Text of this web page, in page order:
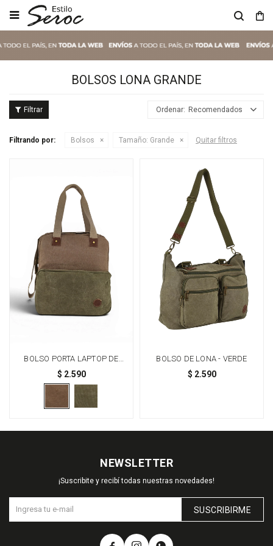

BOLSOS LONA GRANDE
Recomendados
Filtrando por: Bolsos Tamaño: Grande Quitar filtros
BOLSO PORTA LAPTOP DE
LONA - MARRÓN CON VERDE
$ 2.590
BOLSO DE LONA - VERDE
$ 2.590
NEWSLETTER
¡Suscribite y recibí todas nuestras novedades!
SUSCRIBIRME